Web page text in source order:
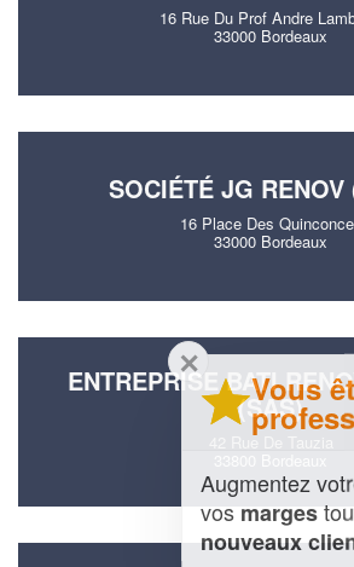
16 Rue Du Prof Andre
33000 Bordeaux
SOCIÉTÉ JG RENOV
16 Place Des
33000 Bordeaux
ENTREPRISE BATI
(SAS)
42 Rue De Tauzia
Vous êtes
Augmentez votre
vos
margestout en
nouveaux clients!